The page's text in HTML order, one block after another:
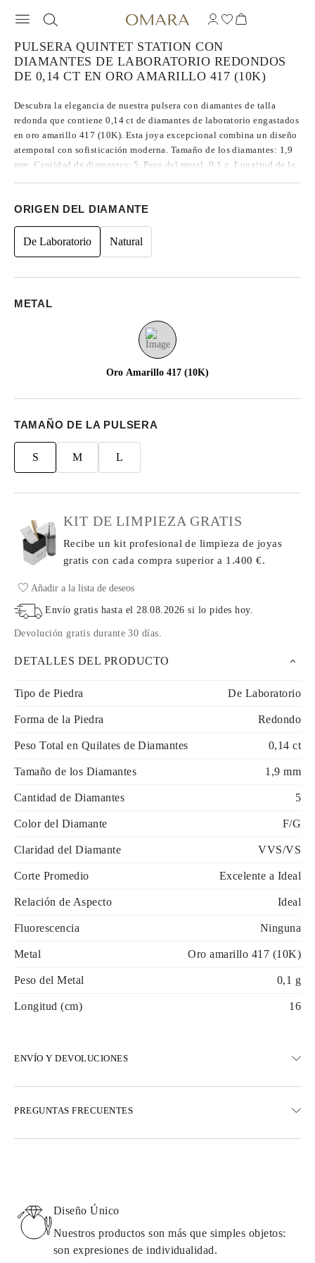
PULSERA QUINTET STATION CON
DIAMANTES DE LABORATORIO REDONDOS
DE 0,14 CT EN ORO AMARILLO 417 (10K)
Descubra la elegancia de nuestra pulsera con diamantes de talla
redonda que contiene 0,14 ct de diamantes de laboratorio engastados
en oro amarillo 417 (10K). Esta joya excepcional combina un diseño
atemporal con sofisticación moderna. Tamaño de los diamantes: 1,9
mm. Cantidad de diamantes: 5. Peso del metal: 0,1 g. Longitud de la
ORIGEN DEL DIAMANTE
De Laboratorio Natural
METAL
Oro Amarillo 417 (10K)
TAMAÑO DE LA PULSERA
S M L
KIT DE LIMPIEZA GRATIS
Recibe un kit profesional de limpieza de joyas
gratis con cada comprasuperior a 1.400 €.
Añadir a la lista de deseos
Envío gratis hasta el28.08.2026 si lo pides hoy.
Devolución gratis durante 30 días.
DETALLES DEL PRODUCTO
Tipo de Piedra De Laboratorio
Forma de la Piedra Redondo
Peso Total en Quilates de Diamantes 0,14 ct
Tamaño de los Diamantes 1,9 mm
Cantidad de Diamantes 5
Color del Diamante F/G
Claridad del Diamante VVS/VS
Corte Promedio Excelente a Ideal
Relación de Aspecto Ideal
Fluorescencia Ninguna
Metal Oro amarillo 417 (10K)
Peso del Metal 0,1 g
Longitud (cm) 16
ENVÍO Y DEVOLUCIONES
Opciones de entrega exprés también están disponibles
Detalles sobre métodos de envío, costos y tiempos de entrega se
pueden encontrar en laspreguntas frecuentes sobre la entrega
PREGUNTAS FRECUENTES
Diseño Único
Nuestros productos son más que simples objetos:
son expresiones de individualidad.